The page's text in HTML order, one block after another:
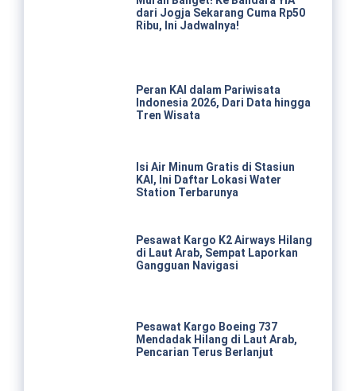
dari Jogja Sekarang Cuma Rp50
Ribu, Ini Jadwalnya!
Peran KAI dalam Pariwisata
Indonesia 2026, Dari Data hingga
Tren Wisata
Isi Air Minum Gratis di Stasiun
KAI, Ini Daftar Lokasi Water
Station Terbarunya
Pesawat Kargo K2 Airways Hilang
di Laut Arab, Sempat Laporkan
Gangguan Navigasi
Pesawat Kargo Boeing 737
Mendadak Hilang di Laut Arab,
Pencarian Terus Berlanjut